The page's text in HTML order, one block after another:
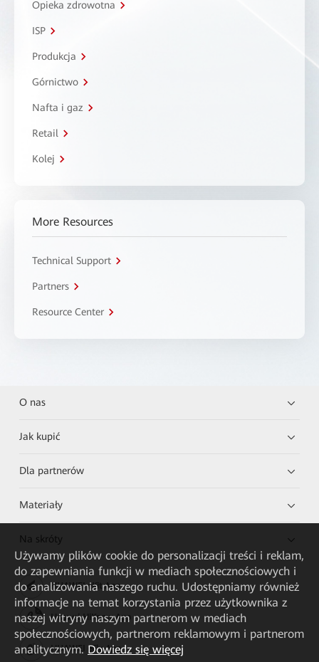
Opieka zdrowotna
ISP
Produkcja
Górnictwo
Nafta i gaz
Retail
Kolej
More Resources
Technical Support
Partners
Resource Center
O nas
Jak kupić
Dla partnerów
Materiały
Na skróty
HUAWEI eKit App
Huawei HiKnow App
HUAWEI eFly App
Używamy plików cookie do personalizacji treści i reklam,
do zapewniania funkcji w mediach społecznościowych i
do analizowania naszego ruchu. Udostępniamy również
informacje na temat korzystania przez użytkownika z
naszej witryny naszym partnerom w mediach
społecznościowych, partnerom reklamowym i partnerom
analitycznym. Dowiedz się więcej